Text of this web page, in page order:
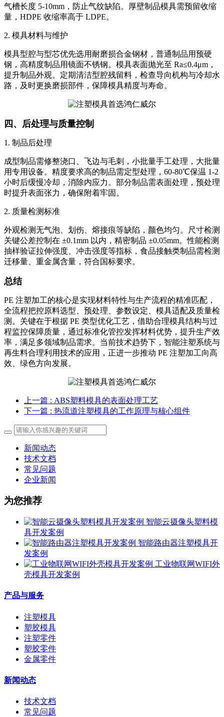
气槽长度 5-10mm，防止气纹缺陷。厚壁制品模具需预留收缩
量，HDPE 收缩率高于 LDPE。
2. 模具材料与维护
模具型腔与型芯优先选用耐磨损合金钢材，普通制品用预硬
钢，高精度制品用镜面不锈钢。模具表面抛光至 Ra≤0.4μm，
提升制品外观。定期清洁型腔残留料，检查导向机构与冷却水
路，及时更换磨损部件，保障模具精度与寿命。
四、后处理与质量控制
1. 制品后处理
成型制品需修整浇口、飞边与毛刺，小批量手工处理，大批量
用专用设备。精度要求高的制品需定型处理，60-80℃保温 1-2
小时后缓慢冷却，消除内应力。部分制品需表面处理，预处理
时提升表面张力，确保附着牢固。
2. 质量检测标准
外观检测无气泡、划伤、熔接痕等缺陷，颜色均匀。尺寸检测
关键公差控制在 ±0.1mm 以内，精密制品 ±0.05mm。性能检测
抽样验证拉伸强度、冲击强度等指标，食品接触类制品需检测
迁移量、重金属含量，符合国标要求。
总结
PE 注塑加工的核心是实现材料特性与生产流程的精准匹配，
全流程把控原料选型、预处理、参数设定、模具适配及质量检
测。关键在于根据 PE 类型优化工艺，借助合理模具结构与过
程监控保障质量，通过标准化管控发挥材料优势，提升生产效
率，满足多领域制品需求。当前技术趋势下，智能注塑系统与
再生料合理利用技术的应用，正进一步推动 PE 注塑加工向高
效、绿色方向发展。
上一篇 : ABS塑料模具的表面处理工艺
下一篇 : 热流道注塑模具的工作原理与核心组件
新闻动态
技术文档
常见问题
企业新闻
为您推荐
智能云摄像头塑料模
具开发案例
智能路由器注塑模具开
发案例
工业物联网WIFI外
壳模具开发案例
产品与服务
注塑模具
塑胶模具
注塑零件
塑胶零件
金属零件
新闻动态
技术文档
常见问题